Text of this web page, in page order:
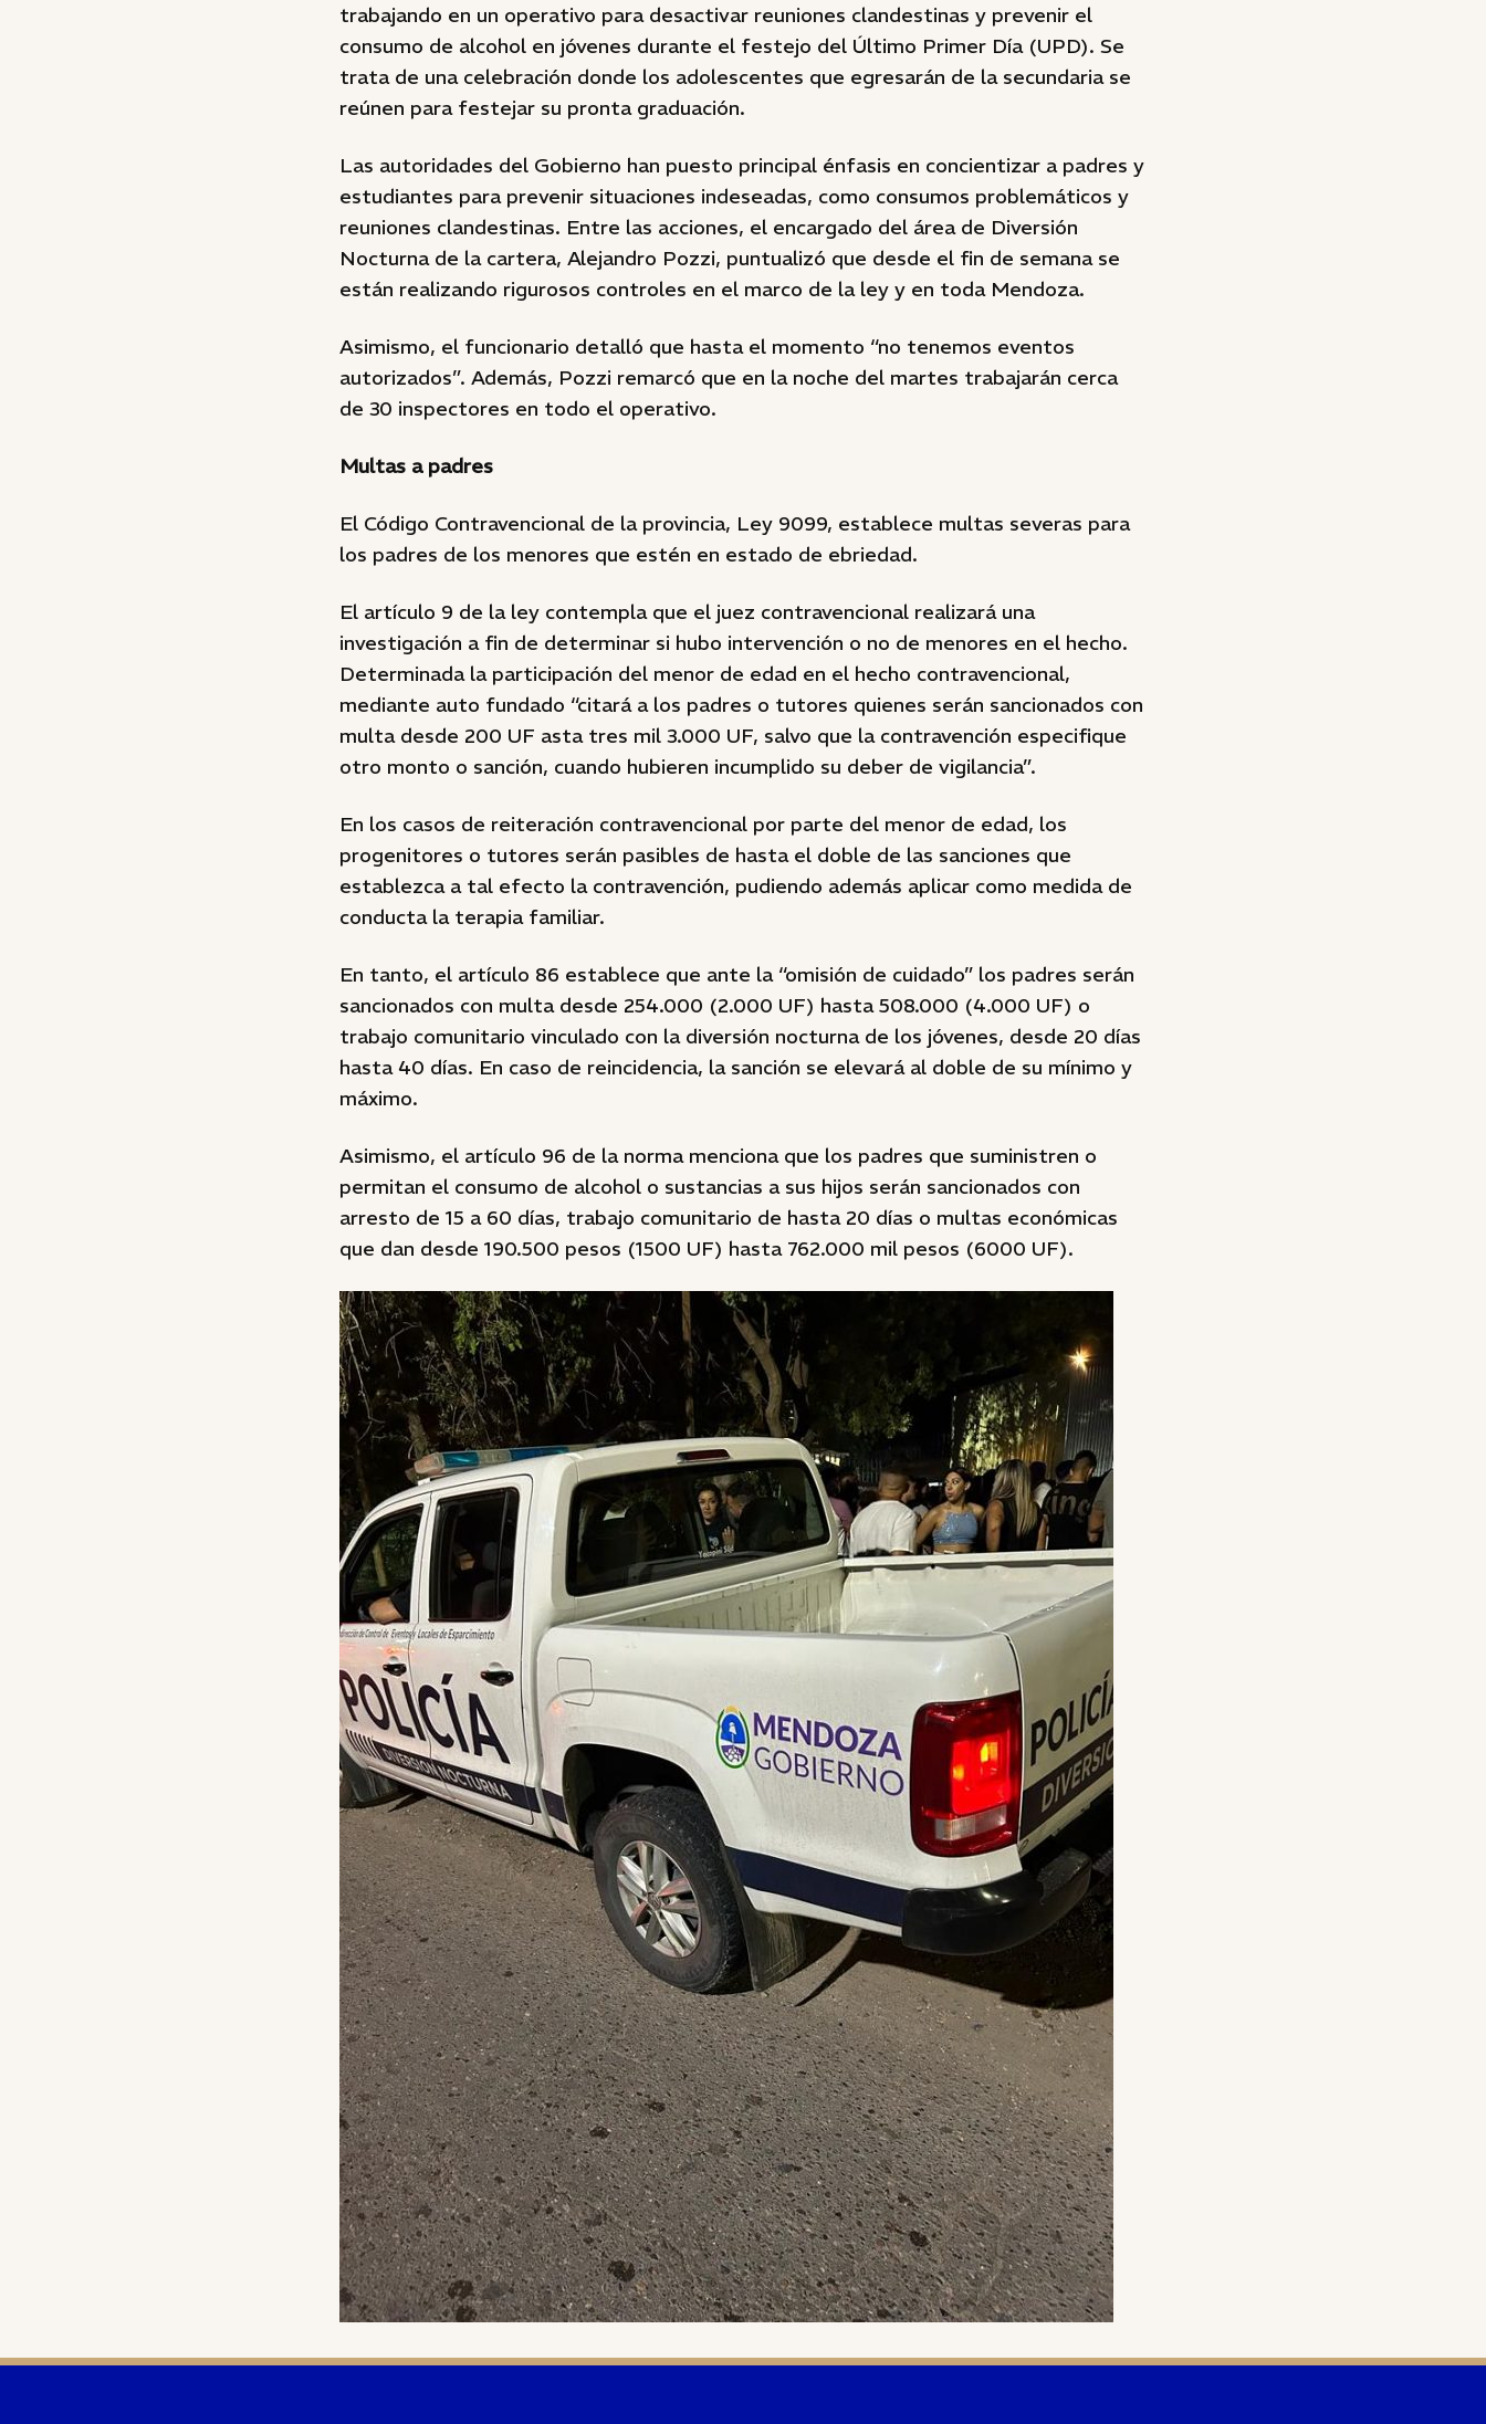
trabajando en un operativo para desactivar reuniones clandestinas y prevenir el
consumo de alcohol en jóvenes durante el festejo del Último Primer Día (UPD). Se
trata de una celebración donde los adolescentes que egresarán de la secundaria se
reúnen para festejar su pronta graduación.
Las autoridades del Gobierno han puesto principal énfasis en concientizar a padres y
estudiantes para prevenir situaciones indeseadas, como consumos problemáticos y
reuniones clandestinas. Entre las acciones, el encargado del área de Diversión
Nocturna de la cartera, Alejandro Pozzi, puntualizó que desde el fin de semana se
están realizando rigurosos controles en el marco de la ley y en toda Mendoza.
Asimismo, el funcionario detalló que hasta el momento “no tenemos eventos
autorizados”. Además, Pozzi remarcó que en la noche del martes trabajarán cerca
de 30 inspectores en todo el operativo.
Multas a padres
El Código Contravencional de la provincia, Ley 9099, establece multas severas para
los padres de los menores que estén en estado de ebriedad.
El artículo 9 de la ley contempla que el juez contravencional realizará una
investigación a fin de determinar si hubo intervención o no de menores en el hecho.
Determinada la participación del menor de edad en el hecho contravencional,
mediante auto fundado “citará a los padres o tutores quienes serán sancionados con
multa desde 200 UF asta tres mil 3.000 UF, salvo que la contravención especifique
otro monto o sanción, cuando hubieren incumplido su deber de vigilancia”.
En los casos de reiteración contravencional por parte del menor de edad, los
progenitores o tutores serán pasibles de hasta el doble de las sanciones que
establezca a tal efecto la contravención, pudiendo además aplicar como medida de
conducta la terapia familiar.
En tanto, el artículo 86 establece que ante la “omisión de cuidado” los padres serán
sancionados con multa desde 254.000 (2.000 UF) hasta 508.000 (4.000 UF) o
trabajo comunitario vinculado con la diversión nocturna de los jóvenes, desde 20 días
hasta 40 días. En caso de reincidencia, la sanción se elevará al doble de su mínimo y
máximo.
Asimismo, el artículo 96 de la norma menciona que los padres que suministren o
permitan el consumo de alcohol o sustancias a sus hijos serán sancionados con
arresto de 15 a 60 días, trabajo comunitario de hasta 20 días o multas económicas
que dan desde 190.500 pesos (1500 UF) hasta 762.000 mil pesos (6000 UF).